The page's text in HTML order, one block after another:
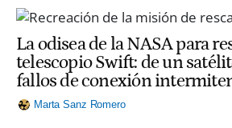
La odisea de la NASA para
telescopio Swift: de un
fallos de conexión
Marta Sanz Romero